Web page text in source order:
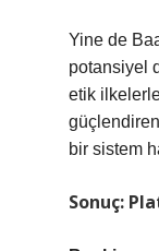
Yine de
potansiyel
etik
bir sistem
Sonuç: